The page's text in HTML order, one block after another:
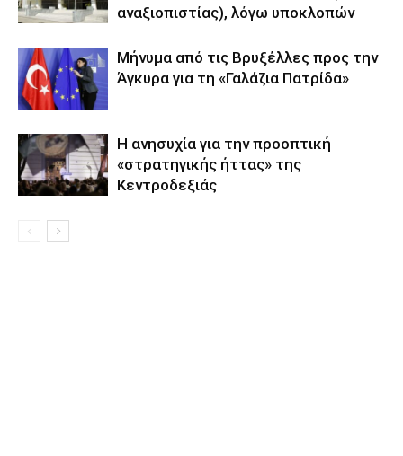
αναξιοπιστίας), λόγω υποκλοπών
Μήνυμα από τις Βρυξέλλες προς την
Άγκυρα για τη «Γαλάζια Πατρίδα»
Η ανησυχία για την προοπτική
«στρατηγικής ήττας» της
Κεντροδεξιάς